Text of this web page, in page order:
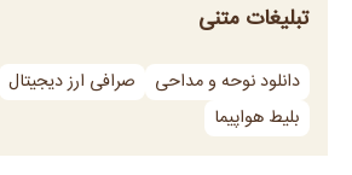
تبلیغات متنی
دانلود نوحه و مداحی صرافی ارز دیجیتال
بلیط هواپیما